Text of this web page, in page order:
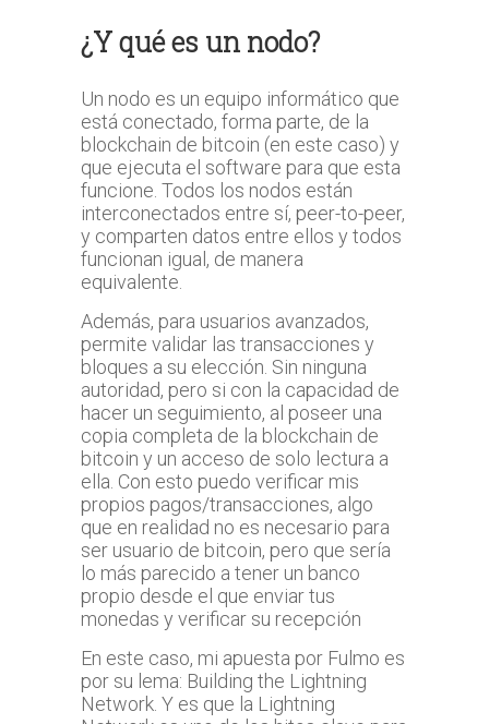
¿Y qué es un nodo?
Un nodo es un equipo informático que
está conectado, forma parte, de la
blockchain de bitcoin (en este caso) y
que ejecuta el software para que esta
funcione. Todos los nodos están
interconectados entre sí, peer-to-peer,
y comparten datos entre ellos y todos
funcionan igual, de manera
equivalente.
Además, para usuarios avanzados,
permite validar las transacciones y
bloques a su elección. Sin ninguna
autoridad, pero si con la capacidad de
hacer un seguimiento, al poseer una
copia completa de la blockchain de
bitcoin y un acceso de solo lectura a
ella. Con esto puedo verificar mis
propios pagos/transacciones, algo
que en realidad no es necesario para
ser usuario de bitcoin, pero que sería
lo más parecido a tener un banco
propio desde el que enviar tus
monedas y verificar su recepción
En este caso, mi apuesta por Fulmo es
por su lema: Building the Lightning
Network. Y es que la Lightning